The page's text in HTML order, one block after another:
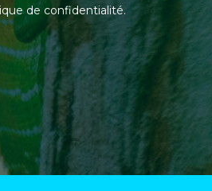
de confidentialité.